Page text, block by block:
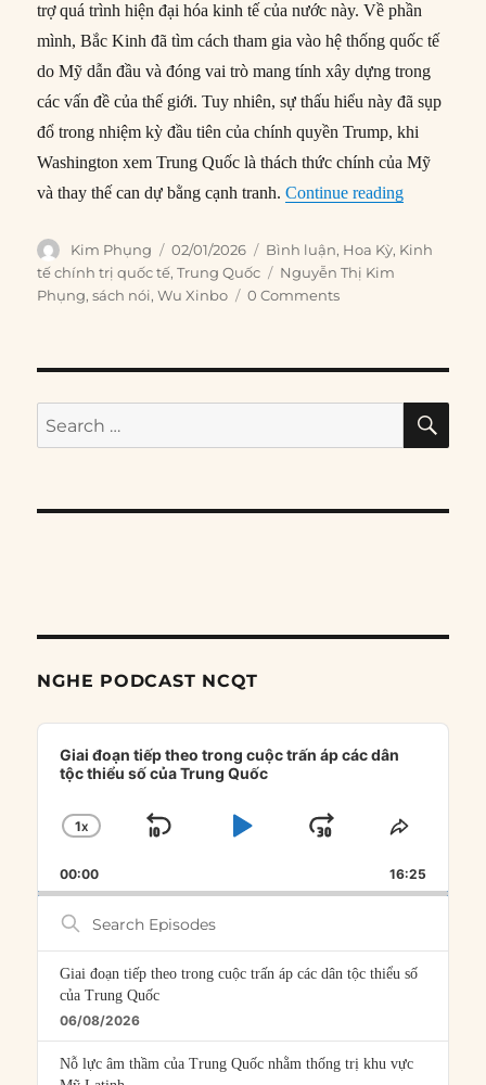
trợ quá trình hiện đại hóa kinh tế của nước này. Về phần
mình, Bắc Kinh đã tìm cách tham gia vào hệ thống quốc tế
do Mỹ dẫn đầu và đóng vai trò mang tính xây dựng trong
các vấn đề của thế giới. Tuy nhiên, sự thấu hiểu này đã sụp
đổ trong nhiệm kỳ đầu tiên của chính quyền Trump, khi
Washington xem Trung Quốc là thách thức chính của Mỹ
và thay thế can dự bằng cạnh tranh.Continue reading“Tại sao
Author
Kim Phụng
Posted
on
02/01/2026 Categories
Bình luận, Hoa Kỳ, Kinh
tế chính trị quốc tế,Trung Quốc Tags
Nguyễn Thị Kim
Phụng,sách nói,Wu Xinbo 0 Comments
Search
for:
NGHE PODCAST NCQT
Audio
Player
Giai đoạn tiếp theo trong cuộc trấn áp các dân
tộc thiểu số của Trung Quốc
CHANGE
RATE
1X
SKIP
PLAYJUMP
FORWARD
SHARE
00:00 16:25
Search
Episodes
Giai đoạn tiếp theo trong cuộc trấn áp các dân tộc thiểu số
của Trung Quốc
06/08/2026
Nỗ lực âm thầm của Trung Quốc nhằm thống trị khu vực